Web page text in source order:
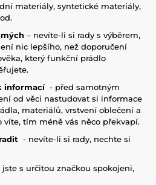
materiály, syntetické materiály,
– nevíte-li si rady s výběrem,
nic lepšího, než doporučení
který funkční prádlo
informací- před samotným
od věci nastudovat si informace
materiálů, vrstvení oblečení a
víte, tím méně vás něco překvapí.
- nevíte-li si rady, nechte si
s určitou značkou spokojeni,